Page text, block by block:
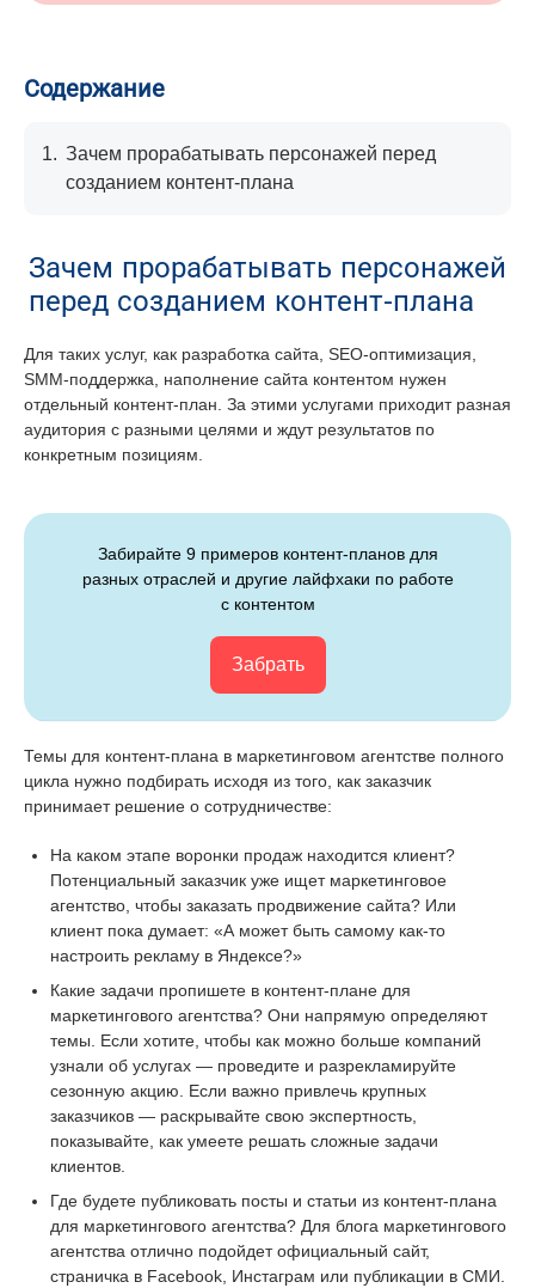
Содержание
1. Зачем прорабатывать персонажей перед
созданием контент-плана
Зачем прорабатывать персонажей
перед созданием контент-плана
Для таких услуг, как разработка сайта, SEO-оптимизация,
SMM-поддержка, наполнение сайта контентом нужен
отдельный контент-план. За этими услугами приходит разная
аудитория с разными целями и ждут результатов по
конкретным позициям.
Забирайте 9 примеров контент-планов для
разных отраслей и другие лайфхаки по работе
с контентом
Забрать
Темы для контент-плана в маркетинговом агентстве полного
цикла нужно подбирать исходя из того, как заказчик
принимает решение о сотрудничестве:
На каком этапе воронки продаж находится клиент?
Потенциальный заказчик уже ищет маркетинговое
агентство, чтобы заказать продвижение сайта? Или
клиент пока думает: «А может быть самому как-то
настроить рекламу в Яндексе?»
Какие задачи пропишете в контент-плане для
маркетингового агентства? Они напрямую определяют
темы. Если хотите, чтобы как можно больше компаний
узнали об услугах — проведите и разрекламируйте
сезонную акцию. Если важно привлечь крупных
заказчиков — раскрывайте свою экспертность,
показывайте, как умеете решать сложные задачи
клиентов.
Где будете публиковать посты и статьи из контент-плана
для маркетингового агентства? Для блога маркетингового
агентства отлично подойдет официальный сайт,
страничка в Facebook, Инстаграм или публикации в СМИ.